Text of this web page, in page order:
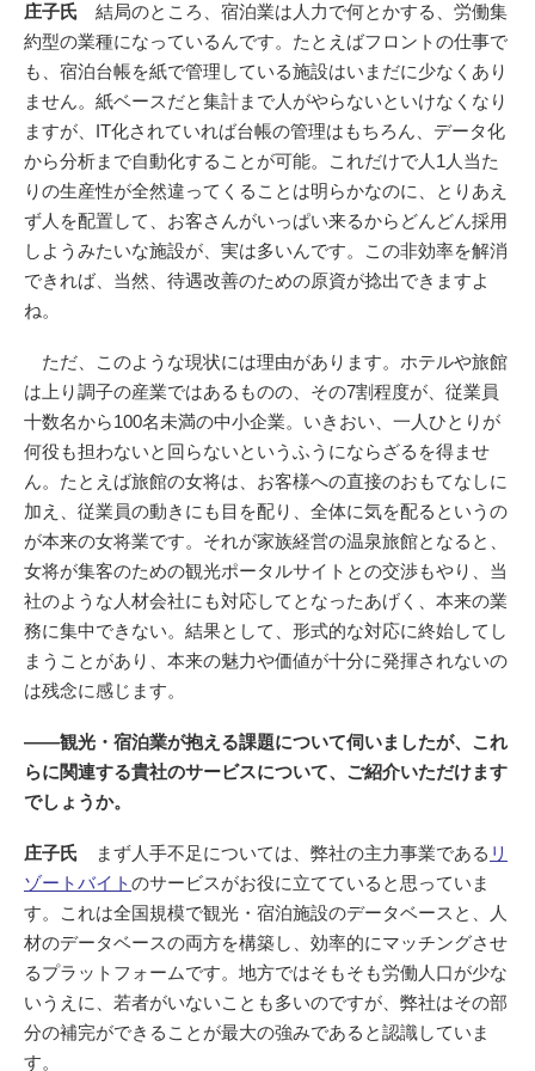
庄子氏 結局のところ、宿泊業は人力で何とかする、労働集
約型の業種になっているんです。たとえばフロントの仕事で
も、宿泊台帳を紙で管理している施設はいまだに少なくあり
ません。紙ベースだと集計まで人がやらないといけなくなり
ますが、IT化されていれば台帳の管理はもちろん、データ化
から分析まで自動化することが可能。これだけで人1人当た
りの生産性が全然違ってくることは明らかなのに、とりあえ
ず人を配置して、お客さんがいっぱい来るからどんどん採用
しようみたいな施設が、実は多いんです。この非効率を解消
できれば、当然、待遇改善のための原資が捻出できますよ
ね。
ただ、このような現状には理由があります。ホテルや旅館
は上り調子の産業ではあるものの、その7割程度が、従業員
十数名から100名未満の中小企業。いきおい、一人ひとりが
何役も担わないと回らないというふうにならざるを得ませ
ん。たとえば旅館の女将は、お客様への直接のおもてなしに
加え、従業員の動きにも目を配り、全体に気を配るというの
が本来の女将業です。それが家族経営の温泉旅館となると、
女将が集客のための観光ポータルサイトとの交渉もやり、当
社のような人材会社にも対応してとなったあげく、本来の業
務に集中できない。結果として、形式的な対応に終始してし
まうことがあり、本来の魅力や価値が十分に発揮されないの
は残念に感じます。
――観光・宿泊業が抱える課題について伺いましたが、これ
らに関連する貴社のサービスについて、ご紹介いただけます
でしょうか。
庄子氏 まず人手不足については、弊社の主力事業である リ
ゾートバイトのサービスがお役に立てていると思っていま
す。これは全国規模で観光・宿泊施設のデータベースと、人
材のデータベースの両方を構築し、効率的にマッチングさせ
るプラットフォームです。地方ではそもそも労働人口が少な
いうえに、若者がいないことも多いのですが、弊社はその部
分の補完ができることが最大の強みであると認識していま
す。